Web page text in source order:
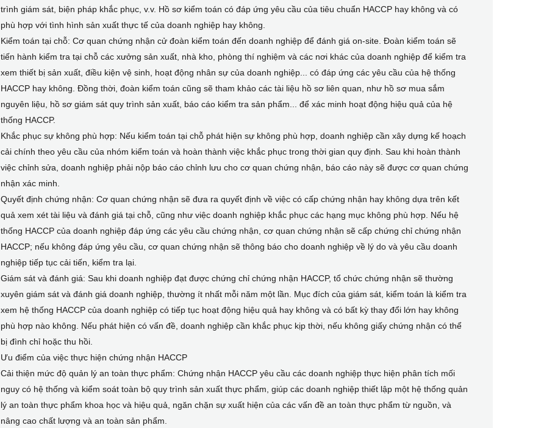
trình giám sát, biện pháp khắc phục, v.v. Hồ sơ kiểm toán có đáp ứng yêu cầu của tiêu chuẩn HACCP hay không và có
phù hợp với tình hình sản xuất thực tế của doanh nghiệp hay không.
Kiểm toán tại chỗ: Cơ quan chứng nhận cử đoàn kiểm toán đến doanh nghiệp để đánh giá on-site. Đoàn kiểm toán sẽ
tiến hành kiểm tra tại chỗ các xưởng sản xuất, nhà kho, phòng thí nghiệm và các nơi khác của doanh nghiệp để kiểm tra
xem thiết bị sản xuất, điều kiện vệ sinh, hoạt động nhân sự của doanh nghiệp... có đáp ứng các yêu cầu của hệ thống
HACCP hay không. Đồng thời, đoàn kiểm toán cũng sẽ tham khảo các tài liệu hồ sơ liên quan, như hồ sơ mua sắm
nguyên liệu, hồ sơ giám sát quy trình sản xuất, báo cáo kiểm tra sản phẩm... để xác minh hoạt động hiệu quả của hệ
thống HACCP.
Khắc phục sự không phù hợp: Nếu kiểm toán tại chỗ phát hiện sự không phù hợp, doanh nghiệp cần xây dựng kế hoạch
cải chính theo yêu cầu của nhóm kiểm toán và hoàn thành việc khắc phục trong thời gian quy định. Sau khi hoàn thành
việc chỉnh sửa, doanh nghiệp phải nộp báo cáo chỉnh lưu cho cơ quan chứng nhận, báo cáo này sẽ được cơ quan chứng
nhận xác minh.
Quyết định chứng nhận: Cơ quan chứng nhận sẽ đưa ra quyết định về việc có cấp chứng nhận hay không dựa trên kết
quả xem xét tài liệu và đánh giá tại chỗ, cũng như việc doanh nghiệp khắc phục các hạng mục không phù hợp. Nếu hệ
thống HACCP của doanh nghiệp đáp ứng các yêu cầu chứng nhận, cơ quan chứng nhận sẽ cấp chứng chỉ chứng nhận
HACCP; nếu không đáp ứng yêu cầu, cơ quan chứng nhận sẽ thông báo cho doanh nghiệp về lý do và yêu cầu doanh
nghiệp tiếp tục cải tiến, kiểm tra lại.
Giám sát và đánh giá: Sau khi doanh nghiệp đạt được chứng chỉ chứng nhận HACCP, tổ chức chứng nhận sẽ thường
xuyên giám sát và đánh giá doanh nghiệp, thường ít nhất mỗi năm một lần. Mục đích của giám sát, kiểm toán là kiểm tra
xem hệ thống HACCP của doanh nghiệp có tiếp tục hoạt động hiệu quả hay không và có bất kỳ thay đổi lớn hay không
phù hợp nào không. Nếu phát hiện có vấn đề, doanh nghiệp cần khắc phục kịp thời, nếu không giấy chứng nhận có thể
bị đình chỉ hoặc thu hồi.
Ưu điểm của việc thực hiện chứng nhận HACCP
Cải thiện mức độ quản lý an toàn thực phẩm: Chứng nhận HACCP yêu cầu các doanh nghiệp thực hiện phân tích mối
nguy có hệ thống và kiểm soát toàn bộ quy trình sản xuất thực phẩm, giúp các doanh nghiệp thiết lập một hệ thống quản
lý an toàn thực phẩm khoa học và hiệu quả, ngăn chặn sự xuất hiện của các vấn đề an toàn thực phẩm từ nguồn, và
nâng cao chất lượng và an toàn sản phẩm.